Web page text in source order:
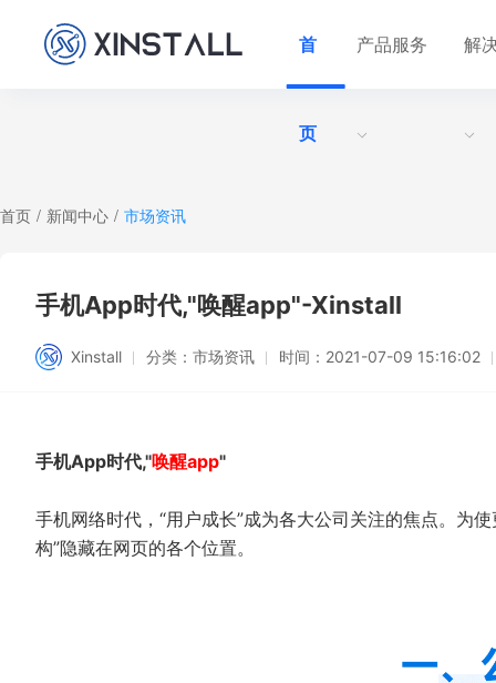
首
页
产品服务 解
首页 / 新闻中心 / 市场资讯
手机App时代,"唤醒app"-Xinstall
Xinstall 分类： 市场资讯 时间： 2021-07-09 15:16:02
手机App时代,"唤醒app"
手机网络时代，“用户成长”成为各大公司关注的焦点。为
构”隐藏在网页的各个位置。